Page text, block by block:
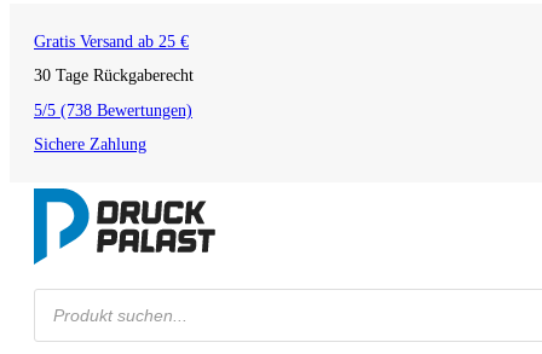
Gratis Versand ab 25 €
30 Tage Rückgaberecht
5/5 (738 Bewertungen)
Sichere Zahlung
Products
search